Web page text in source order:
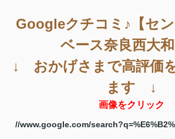
Googleクチコミ♪【セ
ベース奈良西大和
↓ おかげさまで高評価
ます ↓
画像をクリック
//www.google.com/